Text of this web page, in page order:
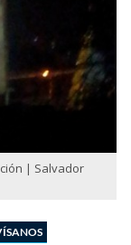
| Salvador